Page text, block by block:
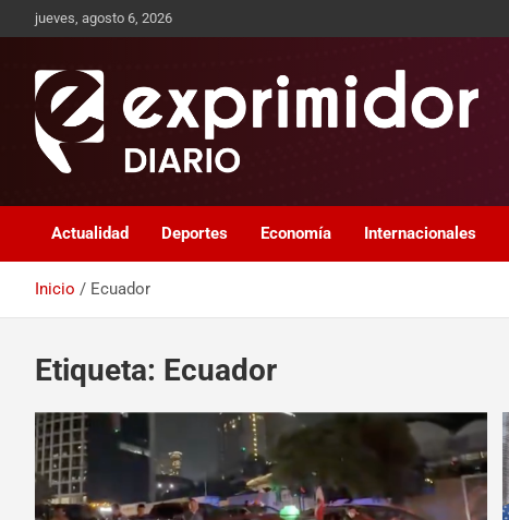
jueves, agosto 6, 2026
Exprimidor media
Actualidad Deportes Economía Internacionales
Inicio Ecuador
Etiqueta: Ecuador